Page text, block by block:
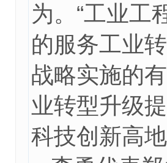
为。“工业工
的服务工业
战略实施的
业转型升级
科技创新高